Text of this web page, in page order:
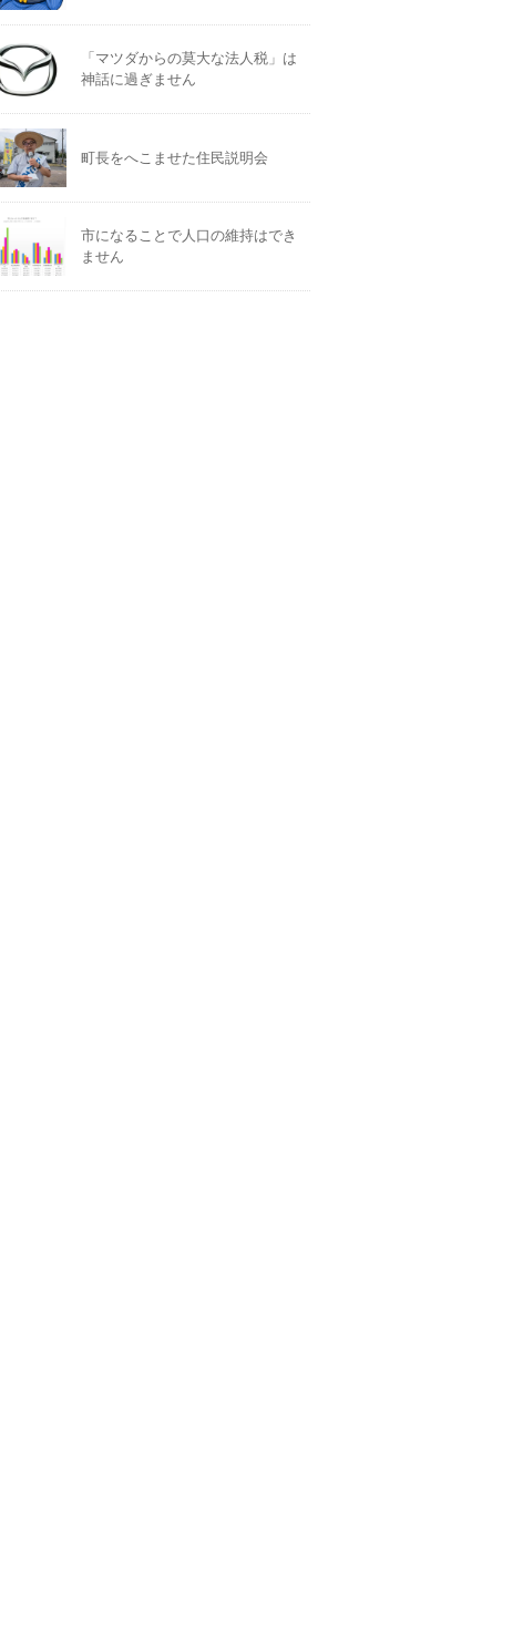
「マツダからの莫大な法人税」は
神話に過ぎません
町長をへこませた住民説明会
市になることで人口の維持はでき
ません